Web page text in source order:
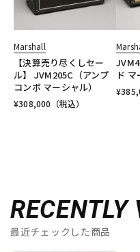
Marshall
【決算売り尽くしセー
ル】 JVM205C（アンプ
コンボ マーシャル）
¥308,000 （税込）
ド マ
¥
RECENTLY
最近チェックした商品